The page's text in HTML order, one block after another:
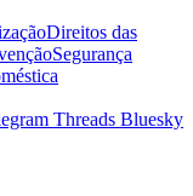
Direitos das
Segurança
Threads Bluesky